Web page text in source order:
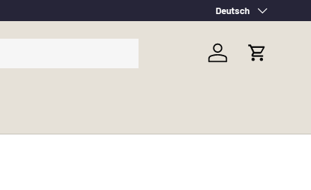
Sprache
Deutsch
Einloggen